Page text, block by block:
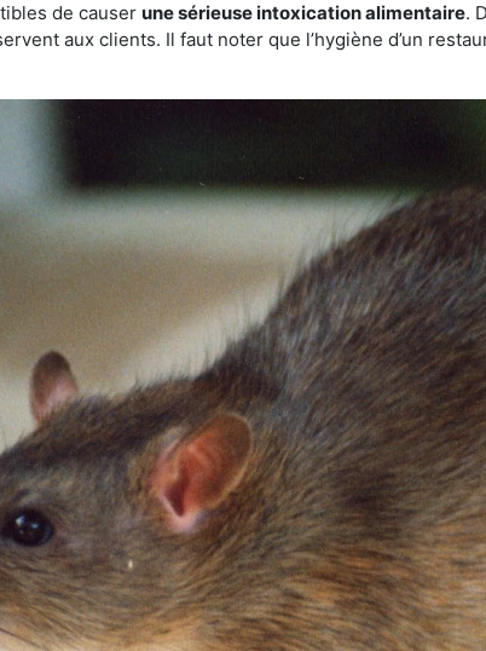
de causer une sérieuse intoxication alimentaire.
aux clients. Il faut noter que l’hygiène d’un